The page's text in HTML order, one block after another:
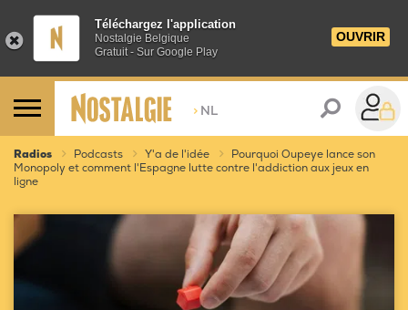
Téléchargez l'application
Nostalgie Belgique
Gratuit - Sur Google Play
OUVRIR
> NL
Radios Podcasts Y'a de l'idée
Pourquoi Oupeye lance son
Monopoly et comment l'Espagne lutte contre l'addiction aux jeux en
ligne